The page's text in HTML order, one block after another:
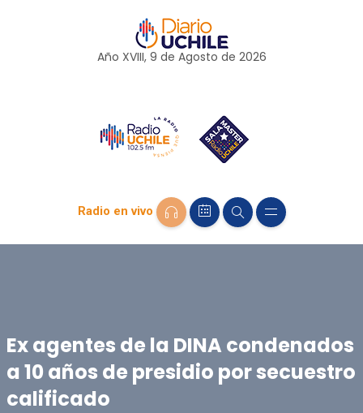
Año XVIII, 9 de Agosto de 2026
Radio en vivo
Ex agentes de la DINA condenados
a 10 años de presidio por secuestro
calificado